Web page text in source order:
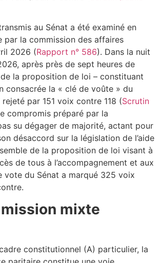
au Sénat a été examiné en
par la commission des affaires
2026 (Rapport n° 586). Dans la nuit
après près de sept heures de
la proposition de loi – constituant
consacrée la « clé de voûte » du
par 151 voix contre 118 (Scrutin
compromis préparé par la
su dégager de majorité, actant pour
désaccord sur la législation de l’aide
de la proposition de loi visant à
de tous à l’accompagnement et aux
vote du Sénat a marqué 325 voix
mixte
constitutionnel (A) particulier, la